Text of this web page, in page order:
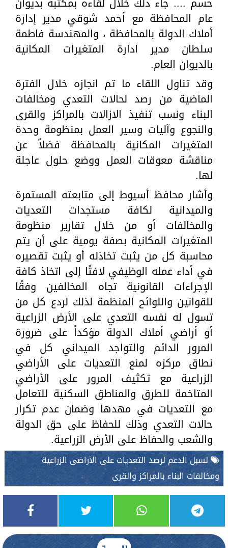
عام المحافظة مع أحمد شوقي مدير إدارة
أملاك الدولة بالمحافظة ، والمهندسة فاطمة
سلطان مدير ادارة المتغيرات المكانية
بالديوان العام.
وقد تناول اللقاء ما تم انجازه خلال الفترة
الماضية من رصد لحالات التعدي ومخالفات
البناء ونسب تنفيذ الازالات بالمراكز والقرى
والنجوع وآليات وسير العمل بمنظومة وحدة
المتغيرات المكانية بالمحافظة فضلاً عن
مناقشة معوقات العمل ووضع حلول عاجلة
لها.
وأشار محافظ أسيوط إلى متابعته المستمرة
والميدانية لكافة مستجدات التعديات
والمخالفات أو من خلال تقارير منظومة
المتغيرات المكانية بصفة يومية على أن يتم
محاسبة كل من يثبت تخاذله أو يثبت تقصيره
في أداء عمله الوظيفي لافتًا إلى اتخاذ كافة
الإجراءات القانونية تجاه المخالفين وفقًا
للقوانين واللوائح المنظمة لذلك لردع كل من
تسول له نفسه التعدي على الأرض الزراعية
أو أراضي أملاك الدولة مؤكداً على ضرورة
المرور الدائم والتواجد الميداني كل في
نطاق مركزه لمنع التعديات على الأراضي
الزراعية مع تكثيف المرور على الأراضي
المتاخمة للطرق والمناطق السكنية للتعامل
مع التعديات في مهدها وضمان عدم تكرار
حالات التعدي وذلك للحفاظ على حق الدولة
والشعب والحفاظ على الأرض الزراعية.
لسبل الدعم لرصد التعديات على الأراضى الزراعية
ومخالفات البناء بالمراكز والقرى